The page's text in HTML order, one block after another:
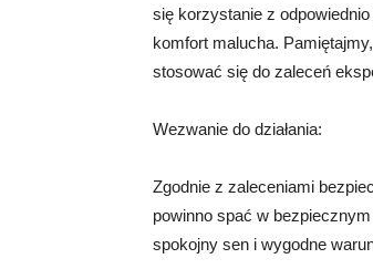
się korzystanie z
komfort malucha.
stosować się do zaleceń
Wezwanie do działania:
Zgodnie z zaleceniami
powinno spać w
spokojny sen i wygodne